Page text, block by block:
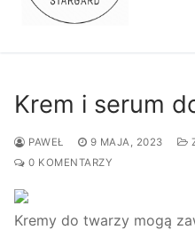
Krem i serum
PAWEŁ 9 MAJA, 2023
0 KOMENTARZY
Kremy do twarzy mogą